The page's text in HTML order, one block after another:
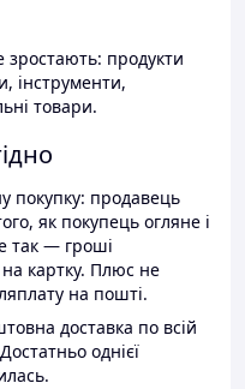
продукти
інструменти,
товари.
покупку: продавець
як покупець огляне і
так — гроші
картку. Плюс не
на пошті.
доставка по всій
однієї